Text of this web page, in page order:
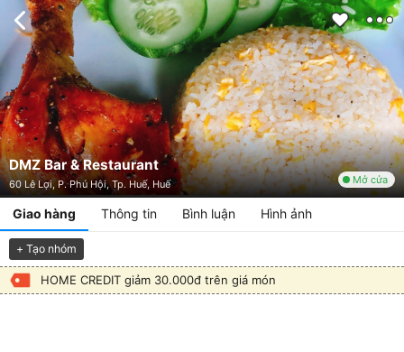
DMZ Bar & Restaurant
60 Lê Lợi, P. Phú Hội, Tp. Huế, Huế Mở cửa
Giao hàng Thông tin Bình luận Hình ảnh
+ Tạo nhóm
HOME CREDIT giảm 30.000đ trên giá món